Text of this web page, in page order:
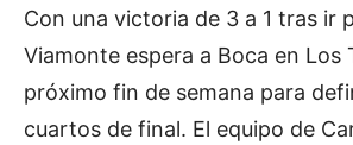
Con una victoria de 3 a 1 tras ir
Viamonte espera a Boca en Los
próximo fin de semana para
cuartos de final. El equipo de